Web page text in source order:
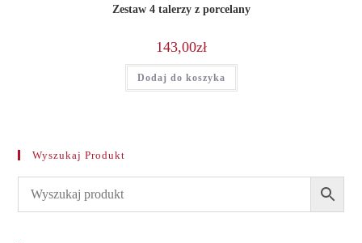
Zestaw 4 talerzy z porcelany
143,00zł
Dodaj do koszyka
Wyszukaj Produkt